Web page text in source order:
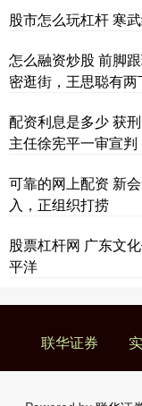
股市怎么玩杠杆 寒
怎么融资炒股 前脚
密逛街，王思聪有两
配资利息是多少 获
主任徐宪平一审宣判
可靠的网上配资 新
入，正组织打捞
股票杠杆网 广东文
平洋
联华证券